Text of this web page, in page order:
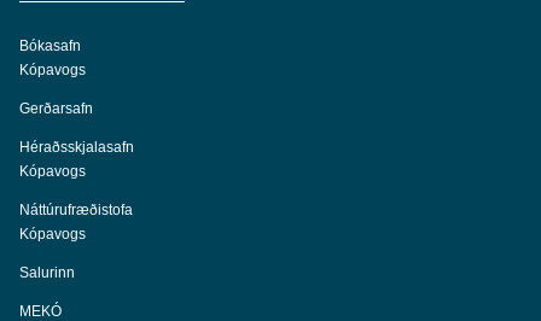
Bókasafn
Kópavogs
Gerðarsafn
Héraðsskjalasafn
Kópavogs
Náttúrufræðistofa
Kópavogs
Salurinn
MEKÓ